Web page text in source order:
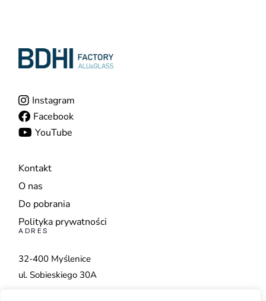
Instagram
Facebook
YouTube
Kontakt
O nas
Do pobrania
Polityka prywatności
ADRES
32-400 Myślenice
ul. Sobieskiego 30A